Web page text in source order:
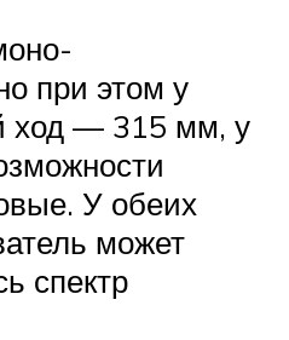
при этом у
ход — 315 мм, у
У обеих
может
спектр